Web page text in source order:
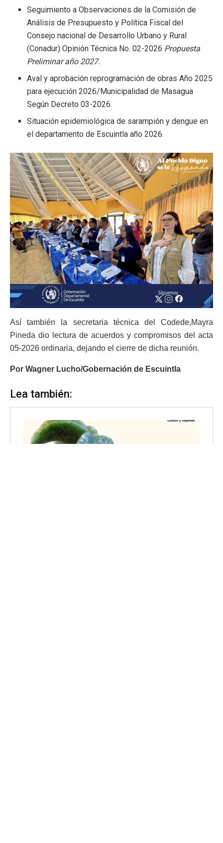
Seguimiento a Observaciones de la Comisión de
Análisis de Presupuesto y Política Fiscal del
Consejo nacional de Desarrollo Urbano y Rural
(Conadur) Opinión Técnica No. 02-2026 Propuesta
Preliminar año 2027.
Aval y aprobación reprogramación de obras Año 2025
para ejecución 2026/Municipalidad de Masagua
Según Decreto 03-2026.
Situación epidemiológica de sarampión y dengue en
el departamento de Escuintla año 2026.
Así también la secretaria técnica del Codede,Mayra
Pineda dio lectura de acuerdos y compromisos del acta
05-2026 ordinaria, dejando el cierre de dicha reunión.
Por Wagner Lucho/Gobernación de Escuintla
Lea también: